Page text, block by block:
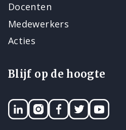
Docenten
Medewerkers
Acties
Blijf op de hoogte
LinkedINInstagram
Facebook
TwitterYouTube